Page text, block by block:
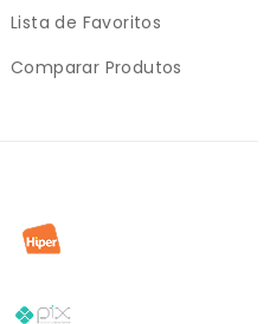
Lista de Favoritos
Comparar Produtos